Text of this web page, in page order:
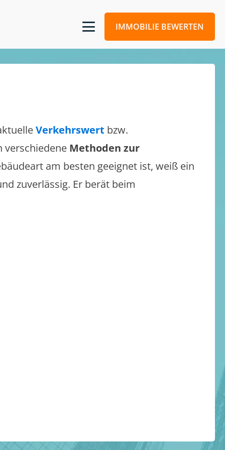
IMMOBILIE BEWERTEN
Verkehrswert bzw.
verschiedene Methoden zur
am besten geeignet ist, weiß ein
zuverlässig. Er berät beim